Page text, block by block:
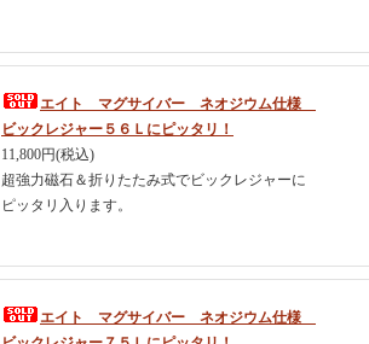
エイト マグサイバー ネオジウム仕様
ビックレジャー５６Ｌにピッタリ！
11,800円(税込)
超強力磁石＆折りたたみ式でビックレジャーに
ピッタリ入ります。
エイト マグサイバー ネオジウム仕様